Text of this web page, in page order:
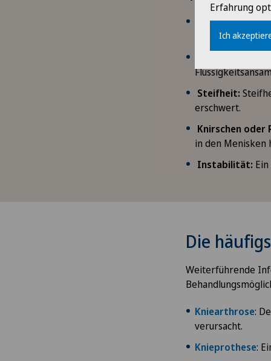
Schmerzen:Der
stechenden
Steifheit:
erschwert.
Knirschen oder
in den Menisken
Instabilität:
Die
Weiterführende
Kniearthrose:
verursacht.
Knieprothese:
Erfahrung
Ich